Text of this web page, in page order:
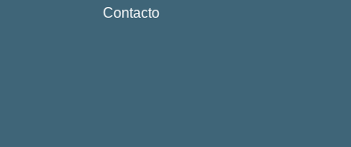
Contacto